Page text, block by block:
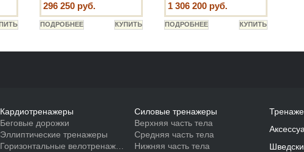
296 250 руб. 1 306 200 руб.
Кардиотренажеры
Беговые дорожки
Эллиптические тренажеры
Горизонтальные велотренажеры
Силовые тренажеры
Верхняя часть тела
Средняя часть тела
Нижняя часть тела